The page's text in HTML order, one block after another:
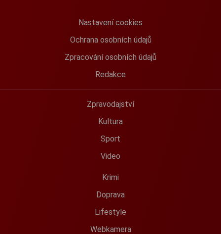
Nastavení cookies
Ochrana osobních údajů
Zpracování osobních údajů
Redakce
Zpravodajství
Kultura
Sport
Video
Krimi
Doprava
Lifestyle
Webkamera